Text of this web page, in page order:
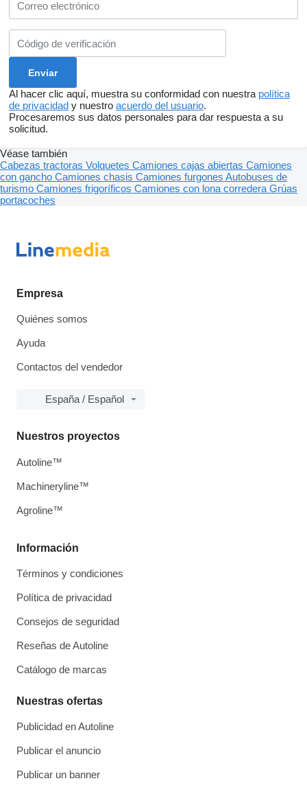
Al hacer clic aquí, muestra su conformidad con nuestra política
de privacidad y nuestro acuerdo del usuario.
Procesaremos sus datos personales para dar respuesta a su
solicitud.
Véase también
Cabezas tractoras Volquetes Camiones cajas abiertas Camiones
con gancho Camiones chasis Camiones furgones Autobuses de
turismo Camiones frigoríficos Camiones con lona corredera Grúas
portacoches
Empresa
Quiénes somos
Ayuda
Contactos del vendedor
España / Español
Información
Términos y condiciones
Política de privacidad
Consejos de seguridad
Reseñas de Autoline
Catálogo de marcas
Nuestras ofertas
Publicidad en Autoline
Publicar el anuncio
Publicar un banner
Nuestros proyectos
Autoline™
Machineryline™
Agroline™